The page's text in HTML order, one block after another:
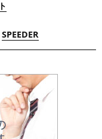
SPEEDER